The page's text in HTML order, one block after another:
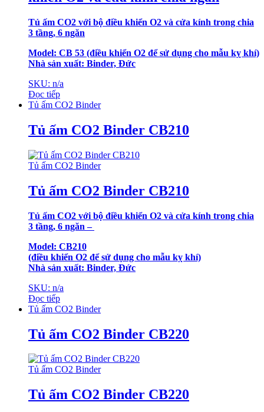
Tủ ấm CO2 với bộ điều khiển O2 và cửa kính trong chia
3 tầng, 6 ngăn
Model: CB 53 (điều khiển O2 để sử dụng cho mẫu kỵ khí)
Nhà sản xuất: Binder, Đức
SKU: n/a
Đọc tiếp
Tủ ấm CO2 Binder
Tủ ấm CO2 Binder CB210
Tủ ấm CO2 Binder
Tủ ấm CO2 Binder CB210
Tủ ấm CO2 với bộ điều khiển O2 và cửa kính trong chia
3 tầng, 6 ngăn –
Model: CB210
(điều khiển O2 để sử dụng cho mẫu kỵ khí)
Nhà sản xuất: Binder, Đức
SKU: n/a
Đọc tiếp
Tủ ấm CO2 Binder
Tủ ấm CO2 Binder CB220
Tủ ấm CO2 Binder
Tủ ấm CO2 Binder CB220